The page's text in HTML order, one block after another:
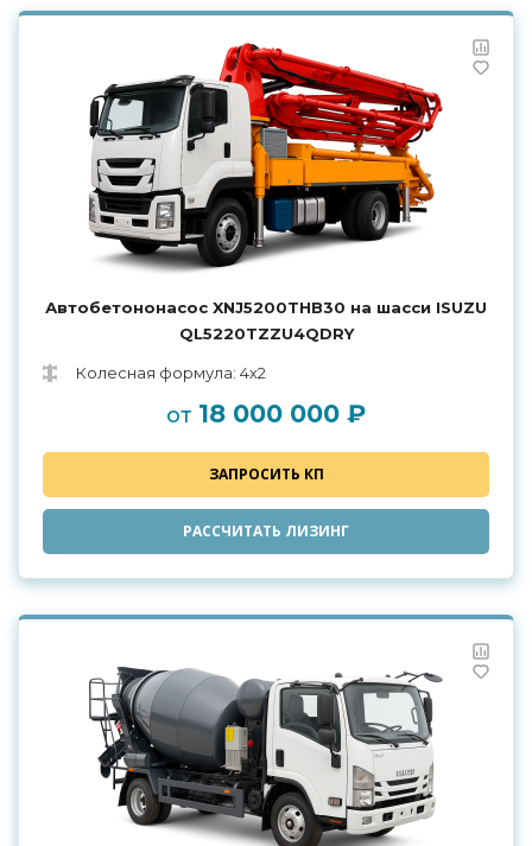
Автобетононасос XNJ5200THB30 на шасси ISUZU
QL5220TZZU4QDRY
Колесная формула: 4х2
от 18 000 000 ₽
ЗАПРОСИТЬ КП
РАССЧИТАТЬ ЛИЗИНГ